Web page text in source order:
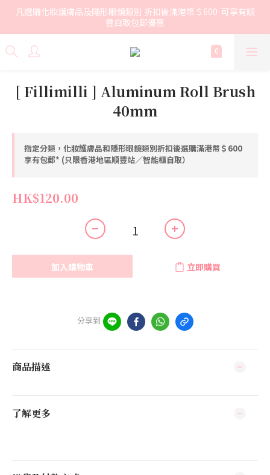
凡選購化妝護膚品及隱形眼鏡類別 折扣後滿港幣＄600  可享有順
豐自取包郵優惠
[ Fillimilli ] Aluminum Roll Brush
40mm
指定分類，化妝護膚品和隱形眼鏡類別折扣後選購滿港幣＄600
享有包郵* (只限香港地區順豐站／智能櫃自取）
HK$120.00
加入購物車 立即購買
分享到
商品描述
了解更多